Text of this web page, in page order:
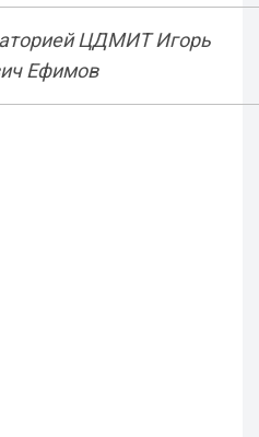
ЦДМИТ Игорь
Ефимов